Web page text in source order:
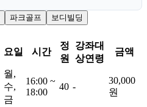
파크골프 보디빌딩
요일 시간
정
원
강좌대
상연령
금액
월,
수,
금
16:00 ~
18:00
40 -
30,000
원